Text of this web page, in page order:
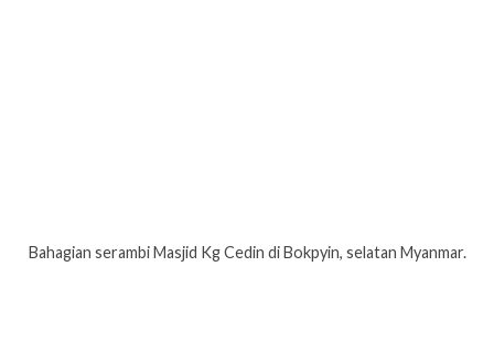
Bahagian serambi Masjid Kg Cedin di Bokpyin, selatan Myanmar.